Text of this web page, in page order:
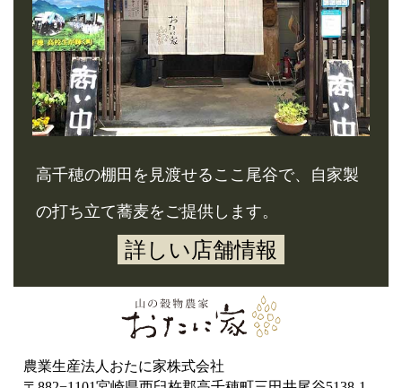
高千穂の棚田を見渡せるここ尾谷で、自家製
の打ち立て蕎麦をご提供します。
詳しい店舗情報
農業生産法人おたに家株式会社